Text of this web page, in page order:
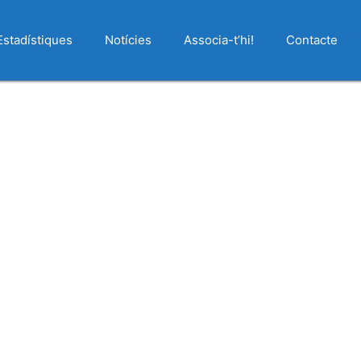
Notícies Associa-t’hi! Contacte